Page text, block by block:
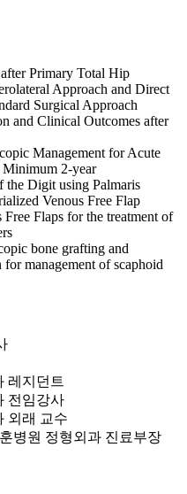
Primary Total Hip
Approach and Direct
Surgical Approach
and Clinical Outcomes after
Management for Acute
2-year
the Digit using Palmaris
Venous Free Flap
Flaps for the treatment of
bone grafting and
management of scaphoid
레지던트
전임강사
외래 교수
병원 정형외과 진료부장